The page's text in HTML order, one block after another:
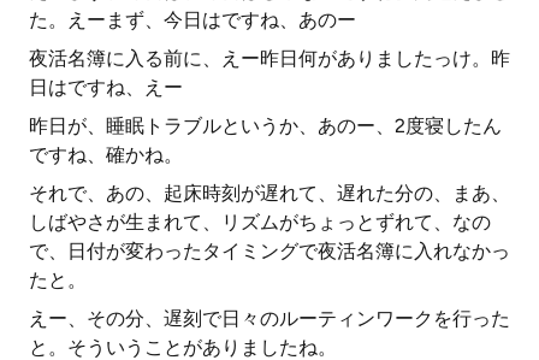
た。えーまず、今日はですね、あのー
夜活名簿に入る前に、えー昨日何がありましたっけ。昨
日はですね、えー
昨日が、睡眠トラブルというか、あのー、2度寝したん
ですね、確かね。
それで、あの、起床時刻が遅れて、遅れた分の、まあ、
しばやさが生まれて、リズムがちょっとずれて、なの
で、日付が変わったタイミングで夜活名簿に入れなかっ
たと。
えー、その分、遅刻で日々のルーティンワークを行った
と。そういうことがありましたね。